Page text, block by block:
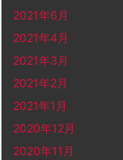
2021年6月
2021年4月
2021年3月
2021年2月
2021年1月
2020年12月
2020年11月